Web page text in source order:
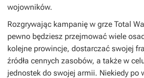
wojowników.
Rozgrywając kampanię w grze Total
pewno będziesz przejmować wiele
kolejne prowincje, dostarczać swojej
źródła cennych zasobów, a także w
jednostek do swojej armii. Niekiedy po